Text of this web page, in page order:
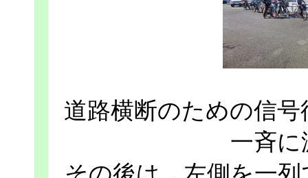
道路横断のための信
一斉